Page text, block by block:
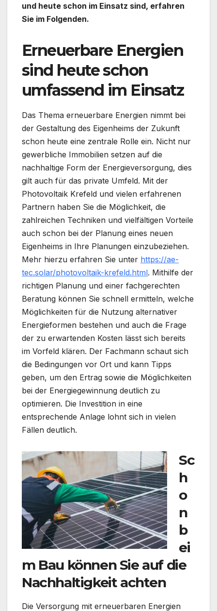
und heute schon im Einsatz sind, erfahren
Sie im Folgenden.
Erneuerbare Energien
sind heute schon
umfassend im Einsatz
Das Thema erneuerbare Energien nimmt bei
der Gestaltung des Eigenheims der Zukunft
schon heute eine zentrale Rolle ein. Nicht nur
gewerbliche Immobilien setzen auf die
nachhaltige Form der Energieversorgung, dies
gilt auch für das private Umfeld. Mit der
Photovoltaik Krefeld und vielen erfahrenen
Partnern haben Sie die Möglichkeit, die
zahlreichen Techniken und vielfältigen Vorteile
auch schon bei der Planung eines neuen
Eigenheims in Ihre Planungen einzubeziehen.
Mehr hierzu erfahren Sie unter https://ae-
tec.solar/photovoltaik-krefeld.html. Mithilfe der
richtigen Planung und einer fachgerechten
Beratung können Sie schnell ermitteln, welche
Möglichkeiten für die Nutzung alternativer
Energieformen bestehen und auch die Frage
der zu erwartenden Kosten lässt sich bereits
im Vorfeld klären. Der Fachmann schaut sich
die Bedingungen vor Ort und kann Tipps
geben, um den Ertrag sowie die Möglichkeiten
bei der Energiegewinnung deutlich zu
optimieren. Die Investition in eine
entsprechende Anlage lohnt sich in vielen
Fällen deutlich.
Sc
h
o
n
b
ei
m Bau können Sie auf die
Nachhaltigkeit achten
Die Versorgung mit erneuerbaren Energien